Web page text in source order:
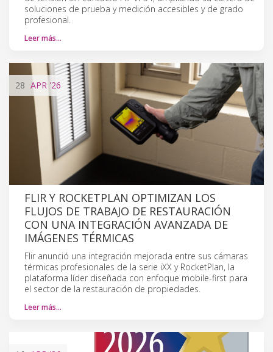
soluciones de prueba y medición accesibles y de grado
profesional.
Leer más…
28 APR '26
FLIR Y ROCKETPLAN OPTIMIZAN LOS
FLUJOS DE TRABAJO DE RESTAURACIÓN
CON UNA INTEGRACIÓN AVANZADA DE
IMÁGENES TÉRMICAS
Flir anunció una integración mejorada entre sus cámaras
térmicas profesionales de la serie iXX y RocketPlan, la
plataforma líder diseñada con enfoque mobile-first para
el sector de la restauración de propiedades.
Leer más…